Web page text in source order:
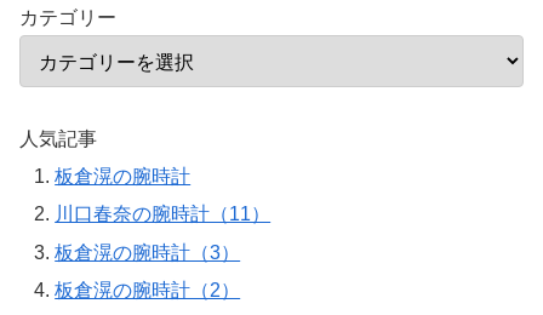
カテゴリー
人気記事
板倉滉の腕時計
川口春奈の腕時計（11）
板倉滉の腕時計（3）
板倉滉の腕時計（2）